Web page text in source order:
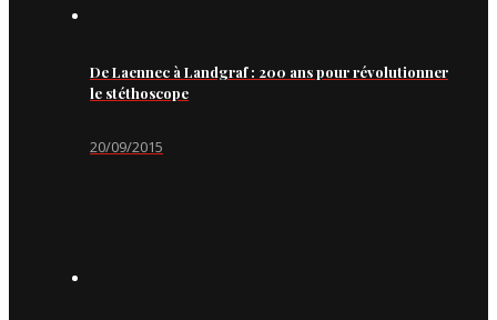
De Laennec à Landgraf : 200 ans pour révolutionner
le stéthoscope
20/09/2015